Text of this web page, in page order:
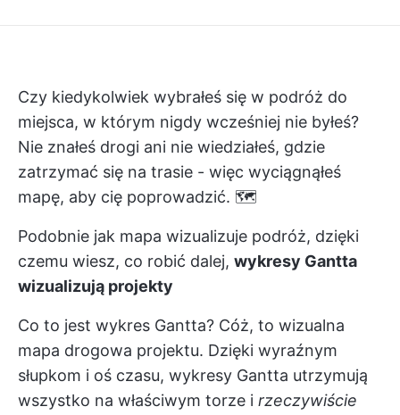
Czy kiedykolwiek wybrałeś się w podróż do
miejsca, w którym nigdy wcześniej nie byłeś?
Nie znałeś drogi ani nie wiedziałeś, gdzie
zatrzymać się na trasie - więc wyciągnąłeś
mapę, aby cię poprowadzić. 🗺️
Podobnie jak mapa wizualizuje podróż, dzięki
czemu wiesz, co robić dalej, wykresy Gantta
wizualizują projekty
Co to jest wykres Gantta? Cóż, to wizualna
mapa drogowa projektu. Dzięki wyraźnym
słupkom i oś czasu, wykresy Gantta utrzymują
wszystko na właściwym torze i rzeczywiście